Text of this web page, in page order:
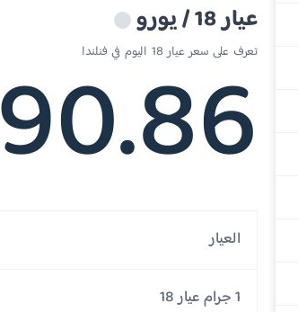
عيار 18 / يورو
تعرف على سعر عيار 18 اليوم في فنلندا
90.86
العيار
1 جرام عيار 18